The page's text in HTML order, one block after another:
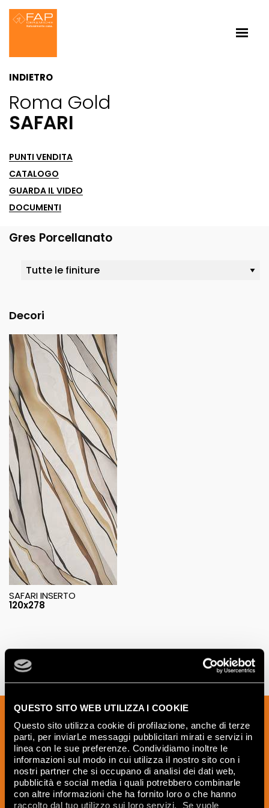
QUESTO SITO WEB UTILIZZA I COOKIE
Questo sito utilizza cookie di profilazione, anche di terze
parti, per inviarLe messaggi pubblicitari mirati e servizi in
linea con le sue preferenze. Condividiamo inoltre le
informazioni sul modo in cui utilizza il nostro sito con i
nostri partner che si occupano di analisi dei dati web,
pubblicità e social media i quali potrebbero combinarle
con altre informazioni che ha fornito loro o che hanno
raccolto dal tuo utilizzo sui loro servizi. Se vuole
INDIETRO
Roma Gold
SAFARI
PUNTI VENDITA
CATALOGO
GUARDA IL VIDEO
DOCUMENTI
Gres Porcellanato
Decori
SAFARI INSERTO
120x278
Iscriviti alla nostra newsletter per essere
sempre aggiornato sulle novità e
ricevere idee, consigli e suggerimenti
del mondo della ceramica e dell’interior
design.